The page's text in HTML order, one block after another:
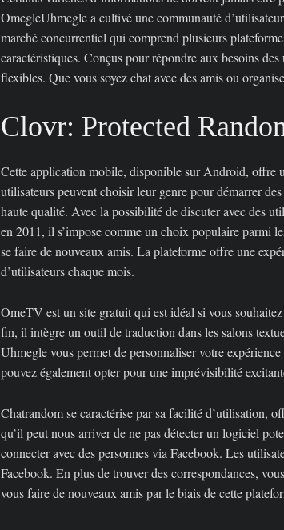
OmegleUhmegle a cultivé une communauté
marché concurrentiel qui comprend plusieurs
caractéristiques. Conçus pour répondre aux besoins
flexibles. Que vous soyez chat avec des amis ou
Clovr: Protected
Cette application mobile, disponible sur Android, offre
utilisateurs peuvent choisir leur genre pour démarrer
haute qualité. Avec la possibilité de discuter avec des
en 2011, il s’impose comme un choix populaire parmi
se faire de nouveaux amis. La plateforme offre une
d’utilisateurs chaque mois.
OmeTV est un site gratuit qui est idéal si vous
fin, il intègre un outil de traduction dans les salons
Uhmegle vous permet de personnaliser votre
pouvez également opter pour une imprévisibilité
Chatrandom se caractérise par sa facilité d’utilisation,
qu’il peut nous arriver de ne pas détecter un logiciel
connecter avec des personnes via Facebook. Les
Facebook. En plus de trouver des correspondances,
vous faire de nouveaux amis par le biais de cette